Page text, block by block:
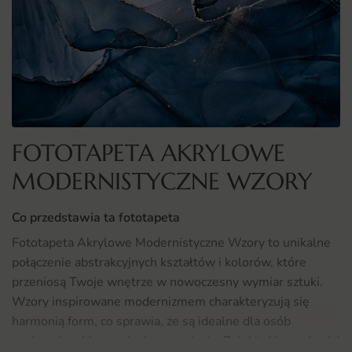
FOTOTAPETA AKRYLOWE
MODERNISTYCZNE WZORY
Co przedstawia ta fototapeta
Fototapeta Akrylowe Modernistyczne Wzory to unikalne
połączenie abstrakcyjnych kształtów i kolorów, które
przeniosą Twoje wnętrze w nowoczesny wymiar sztuki.
Wzory inspirowane modernizmem charakteryzują się
harmonią form, co sprawia, że są idealne dla osób